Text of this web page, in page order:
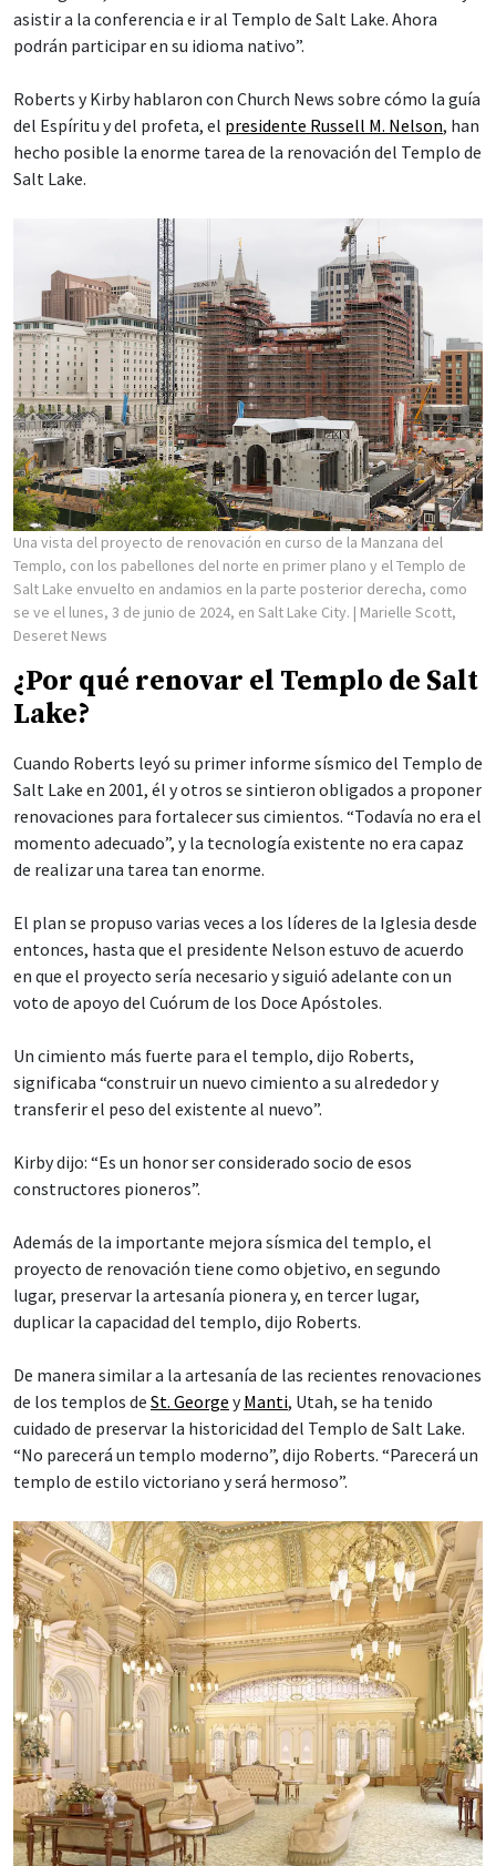
asistir a la conferencia e ir al Templo de Salt Lake. Ahora
podrán participar en su idioma nativo”.
Roberts y Kirby hablaron con Church News sobre cómo la guía
del Espíritu y del profeta, el presidente Russell M. Nelson, han
hecho posible la enorme tarea de la renovación del Templo de
Salt Lake.
Una vista del proyecto de renovación en curso de la Manzana del
Templo, con los pabellones del norte en primer plano y el Templo de
Salt Lake envuelto en andamios en la parte posterior derecha, como
se ve el lunes, 3 de junio de 2024, en Salt Lake City. | Marielle Scott,
Deseret News
¿Por qué renovar el Templo de Salt
Lake?
Cuando Roberts leyó su primer informe sísmico del Templo de
Salt Lake en 2001, él y otros se sintieron obligados a proponer
renovaciones para fortalecer sus cimientos. “Todavía no era el
momento adecuado”, y la tecnología existente no era capaz
de realizar una tarea tan enorme.
El plan se propuso varias veces a los líderes de la Iglesia desde
entonces, hasta que el presidente Nelson estuvo de acuerdo
en que el proyecto sería necesario y siguió adelante con un
voto de apoyo del Cuórum de los Doce Apóstoles.
Un cimiento más fuerte para el templo, dijo Roberts,
significaba “construir un nuevo cimiento a su alrededor y
transferir el peso del existente al nuevo”.
Kirby dijo: “Es un honor ser considerado socio de esos
constructores pioneros”.
Además de la importante mejora sísmica del templo, el
proyecto de renovación tiene como objetivo, en segundo
lugar, preservar la artesanía pionera y, en tercer lugar,
duplicar la capacidad del templo, dijo Roberts.
De manera similar a la artesanía de las recientes renovaciones
de los templos de St. George yManti, Utah, se ha tenido
cuidado de preservar la historicidad del Templo de Salt Lake.
“No parecerá un templo moderno”, dijo Roberts. “Parecerá un
templo de estilo victoriano y será hermoso”.